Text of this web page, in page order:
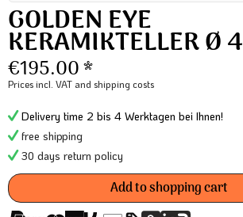
GOLDEN EYE
KERAMIKTELLER Ø
€195.00 *
Prices incl. VAT and shipping costs
Delivery time 2 bis 4 Werktagen bei Ihnen!
free shipping
30 days return policy
Add toshopping cart